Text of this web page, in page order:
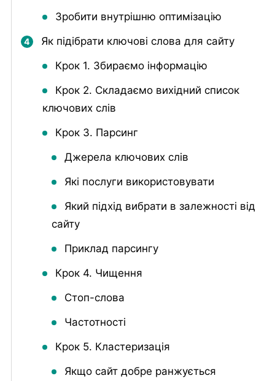
Зробити внутрішню оптимізацію
Як підібрати ключові слова для сайту
Крок 1. Збираємо інформацію
Крок 2. Складаємо вихідний список
ключових слів
Крок 3. Парсинг
Джерела ключових слів
Які послуги використовувати
Який підхід вибрати в залежності від
сайту
Приклад парсингу
Крок 4. Чищення
Стоп-слова
Частотності
Крок 5. Кластеризація
Якщо сайт добре ранжується